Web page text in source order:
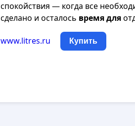
спокойствия — когда все
сделано и осталось времядля
www.litres.ru Купить